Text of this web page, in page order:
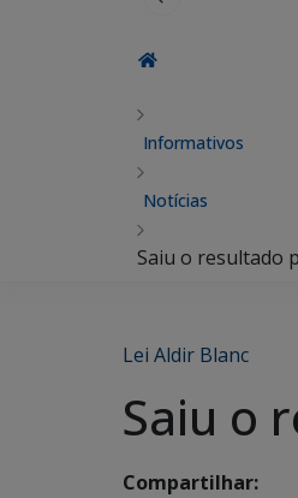
Informativos
Notícias
Saiu o resultado
Lei Aldir Blanc
Saiu o
Compartilhar: